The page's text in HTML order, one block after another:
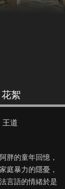
花絮
王道
胖的童年回憶，
庭暴力的隱憂，
言語的情緒於是